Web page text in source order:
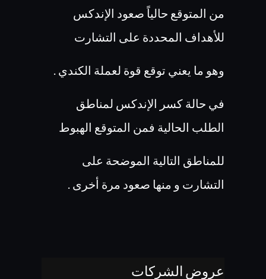
من المتوقع حالياً صعود الإندكس
للأهداف المحددة على التشارت
وهو ما يعني توقع قوة لعملة الكندي .
في حالة كسر الإندكس لمناطق
الطلب الحالية فمن المتوقع الهبوط
للمناطق التالية الموضحة على
التشارت و منها صعود مرة أخرى .
عروض الشركات